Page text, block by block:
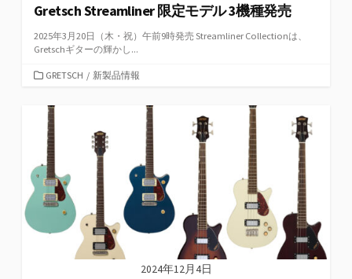
Gretsch Streamliner 限定モデル 3機種発売
2025年3月20日（木・祝）午前9時発売 Streamliner Collectionは、
Gretschギターの輝かし...
カ
ゴ
リ
ー
GRETSCH / 新製品情報
2024年12月4日